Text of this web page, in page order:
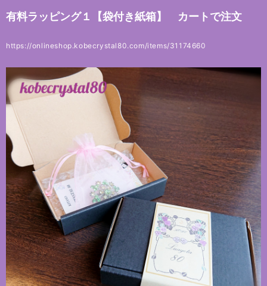
有料ラッピング１【袋付き紙箱】 カートで注文
https://onlineshop.kobecrystal80.com/items/31174660